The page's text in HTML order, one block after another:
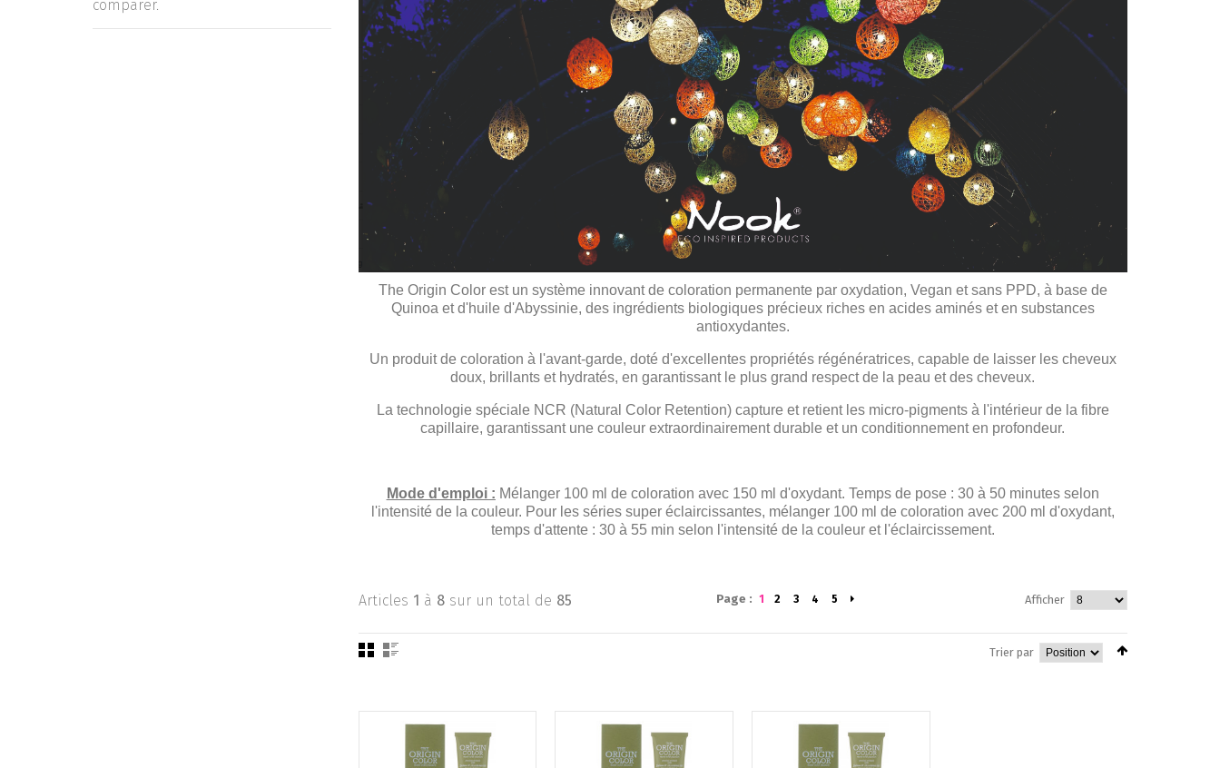
The Origin Color est un système innovant de coloration permanente par oxydation, Vegan et sans PPD, à base de
Quinoa et d'huile d'Abyssinie, des ingrédients biologiques précieux riches en acides aminés et en substances
antioxydantes.
Un produit de coloration à l'avant-garde, doté d'excellentes propriétés régénératrices, capable de laisser les cheveux
doux, brillants et hydratés, en garantissant le plus grand respect de la peau et des cheveux.
La technologie spéciale NCR (Natural Color Retention) capture et retient les micro-pigments à l'intérieur de la fibre
capillaire, garantissant une couleur extraordinairement durable et un conditionnement en profondeur.
Mode d'emploi : Mélanger 100 ml de coloration avec 150 ml d'oxydant. Temps de pose : 30 à 50 minutes selon
l'intensité de la couleur. Pour les séries super éclaircissantes, mélanger 100 ml de coloration avec 200 ml d'oxydant,
temps d'attente : 30 à 55 min selon l'intensité de la couleur et l'éclaircissement.
Articles 1 à 8sur un total de 85 Afficher
Page : 1 2 3 4 5
Trier par
comparer.